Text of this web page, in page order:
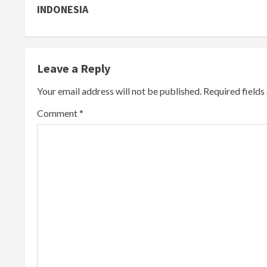
n
t
i
n
u
INDONESIA
Leave a Reply
Your email address will not be published. Required
Comment*